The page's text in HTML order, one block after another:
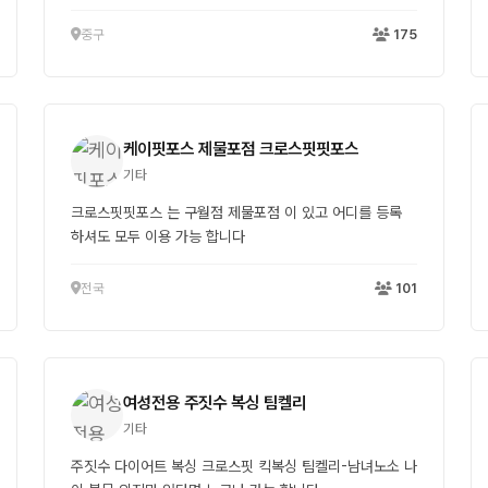
중구 175
케이핏포스 제물포점 크로스핏핏포스
기타
크로스핏핏포스 는 구월점 제물포점 이 있고 어디를 등록
하셔도 모두 이용 가능 합니다
전국 101
여성전용 주짓수 복싱 팀켈리
기타
주짓수 다이어트 복싱 크로스핏 킥복싱 팀켈리-남녀노소 나